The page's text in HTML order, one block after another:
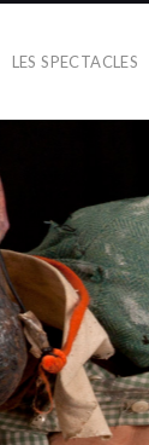
LES SPECTACLES